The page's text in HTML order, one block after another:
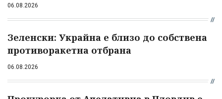
06.08.2026
Зеленски: Украйна е близо до собствена
противоракетна отбрана
06.08.2026